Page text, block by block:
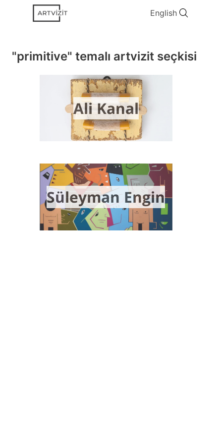
English
"primitive" temalı artvizit seçkisi
Ali Kanal
Süleyman Engin